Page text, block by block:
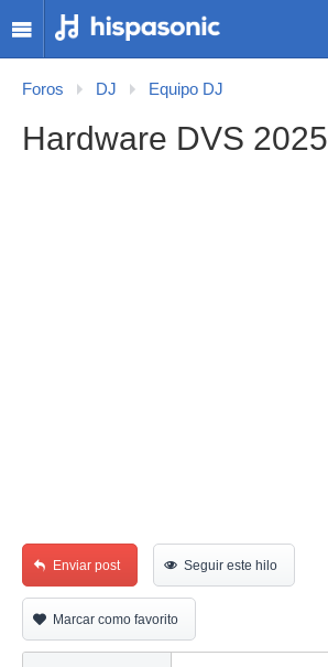
Foros DJ Equipo DJ
Hardware DVS 2025
Enviar post Seguir este hilo
Marcar como favorito